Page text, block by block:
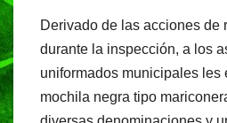
Derivado de las acciones de
durante la inspección, a los
uniformados municipales les
mochila negra tipo